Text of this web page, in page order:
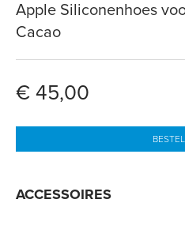
Apple Siliconenhoes
Cacao
€ 45,00
ACCESSOIRES